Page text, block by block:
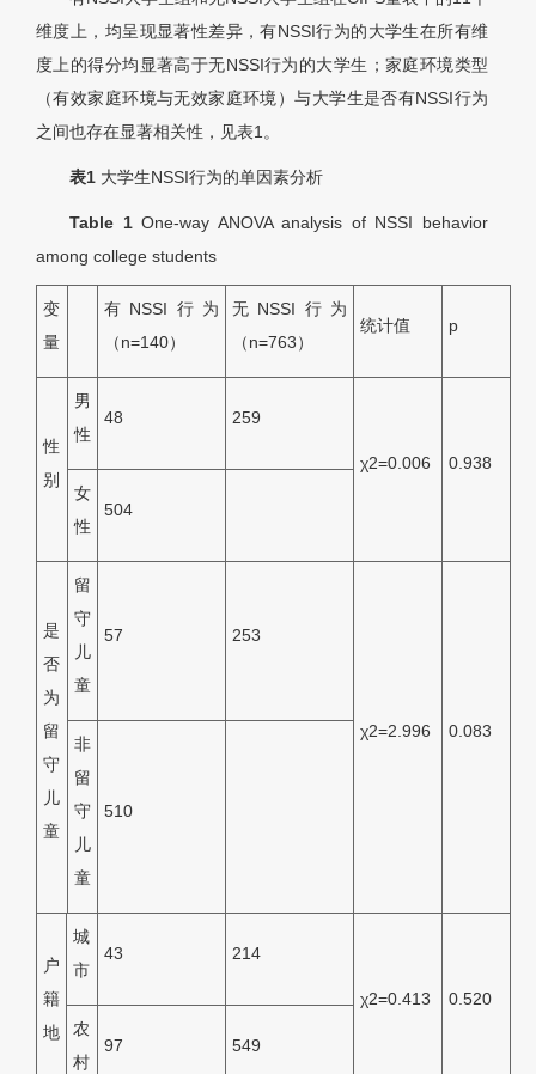
维度上，均呈现显著性差异，有NSSI行为的大学生在所有维
度上的得分均显著高于无NSSI行为的大学生；家庭环境类型
（有效家庭环境与无效家庭环境）与大学生是否有NSSI行为
之间也存在显著相关性，见表1。
表1 大学生NSSI行为的单因素分析
Table 1One-way ANOVA analysis of NSSI behavior
among college students
变
量
有NSSI行为
（n=140）
无NSSI行为
（n=763）
统计值 p
性
别
男
性
48 259
χ2=0.006
0.938
女
性
504
是
否
为
留
守
儿
童
留
守
儿
童
57 253
χ2=2.996 0.083
非
留
守
儿
童
510
户
籍
地
城
市
43 214
χ2=0.413
0.520
农
村
97 549